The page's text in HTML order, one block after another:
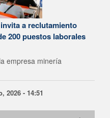
a reclutamiento
200 puestos laborales
empresa minería
2026 - 14:51